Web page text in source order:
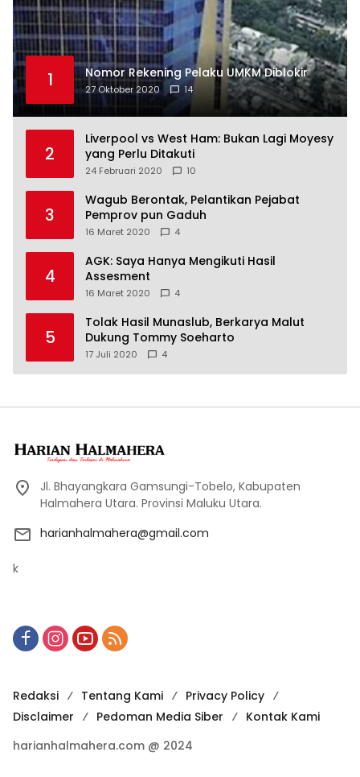
1 Nomor Rekening Pelaku UMKM Diblokir
27 Oktober 2020 14
2
Liverpool vs West Ham: Bukan Lagi Moyesy
yang Perlu Ditakuti
24 Februari 2020 10
3
Wagub Berontak, Pelantikan Pejabat
Pemprov pun Gaduh
16 Maret 2020 4
4
AGK: Saya Hanya Mengikuti Hasil
Assesment
16 Maret 2020 4
5
Tolak Hasil Munaslub, Berkarya Malut
Dukung Tommy Soeharto
17 Juli 2020 4
Jl. Bhayangkara Gamsungi-Tobelo, Kabupaten
Halmahera Utara. Provinsi Maluku Utara.
harianhalmahera@gmail.com
k
Redaksi Tentang Kami
Privacy Policy
Disclaimer
Pedoman Media Siber
Kontak Kami
harianhalmahera.com @ 2024